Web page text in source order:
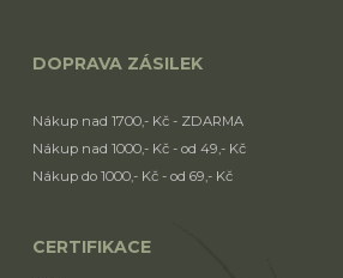
DOPRAVA ZÁSILEK
Nákup nad 1700,- Kč - ZDARMA
Nákup nad 1000,- Kč - od 49,- Kč
Nákup do 1000,- Kč - od 69,- Kč
CERTIFIKACE